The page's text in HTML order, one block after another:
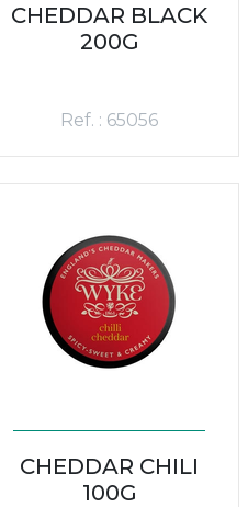
CHEDDAR BLACK
200G
Ref. : 65056
CHEDDAR CHILI
100G